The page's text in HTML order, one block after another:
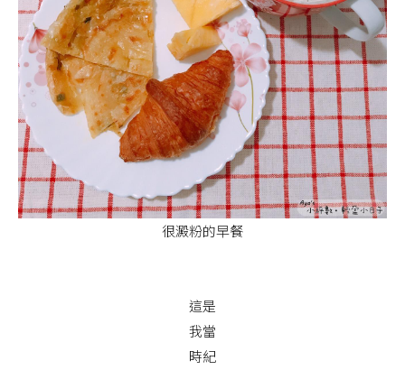
很澱粉的早餐
這是
我當
時紀